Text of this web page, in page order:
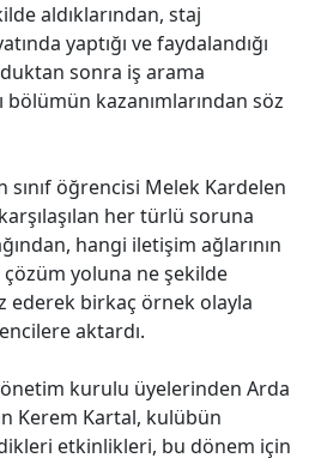
aldıklarından, staj
yaptığı ve faydalandığı
sonra iş arama
bölümün kazanımlarından söz
sınıf öğrencisi Melek Kardelen
her türlü soruna
hangi iletişim ağlarının
yoluna ne şekilde
ederek birkaç örnek olayla
aktardı.
kurulu üyelerinden Arda
Kerem Kartal, kulübün
etkinlikleri, bu dönem için